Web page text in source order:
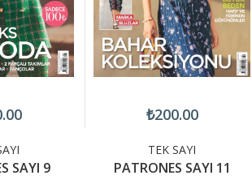
SAYI 9
₺200.00
TEK SAYI
PATRONES SAYI 11